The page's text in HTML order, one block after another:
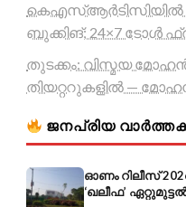
കെഎസ്ആർടിസിയിൽ
ബുക്കിങ്; 24×7 ടോൾ
തുടക്കം: വിസ്മയ
തിയറ്ററുകളിൽ —
ജനപ്രിയ
ഓണം റിലീസ്
‘ഖലീഫ’